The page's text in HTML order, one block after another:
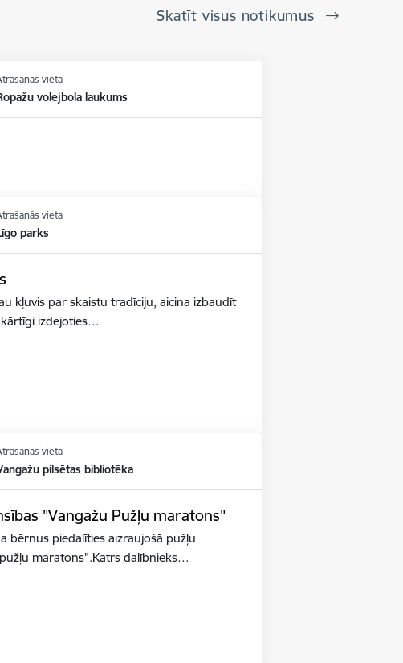
Skatīt visus notikumus
vieta
volejbola laukums
vieta
parks
kļuvis par skaistu tradīciju, aicina izbaudīt
izdejoties…
vieta
pilsētas bibliotēka
"Vangažu Pužļu maratons"
bērnus piedalīties aizraujošā pužļu
maratons".Katrs dalībnieks…